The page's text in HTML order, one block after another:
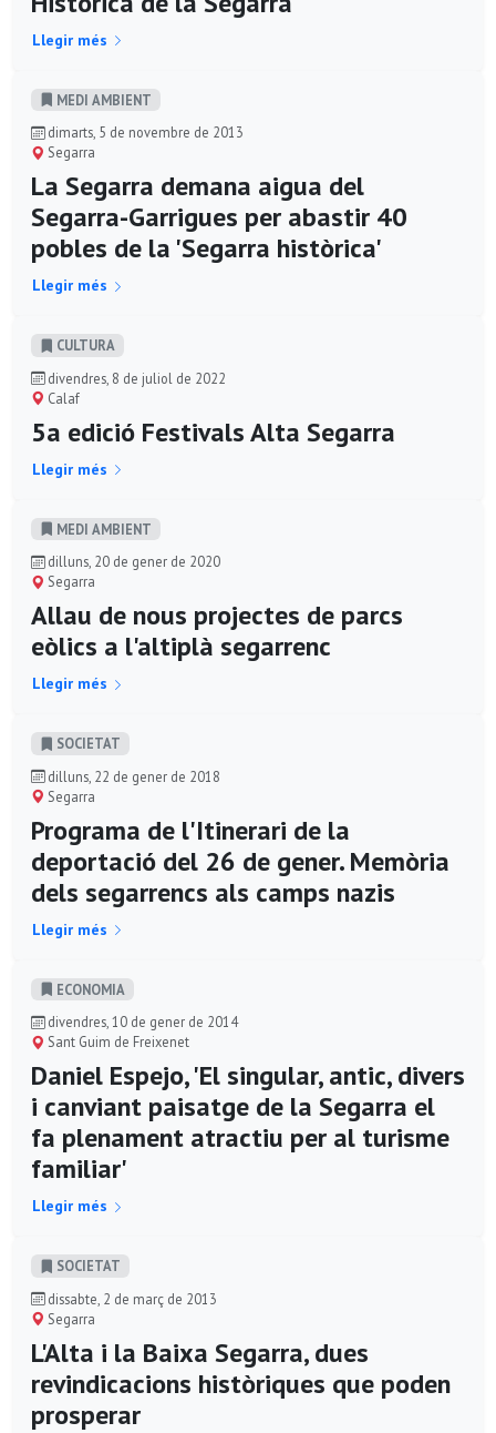
Llegir més
MEDI AMBIENT
dimarts, 5 de novembre de 2013
Segarra
La Segarra demana aigua del
Segarra-Garrigues per abastir 40
pobles de la 'Segarra històrica'
Llegir més
CULTURA
divendres, 8 de juliol de 2022
Calaf
5a edició Festivals Alta Segarra
Llegir més
MEDI AMBIENT
dilluns, 20 de gener de 2020
Segarra
Allau de nous projectes de parcs
eòlics a l'altiplà segarrenc
Llegir més
SOCIETAT
dilluns, 22 de gener de 2018
Segarra
Programa de l'Itinerari de la
deportació del 26 de gener. Memòria
dels segarrencs als camps nazis
Llegir més
ECONOMIA
divendres, 10 de gener de 2014
Sant Guim de Freixenet
Daniel Espejo, 'El singular, antic, divers
i canviant paisatge de la Segarra el
fa plenament atractiu per al turisme
familiar'
Llegir més
SOCIETAT
dissabte, 2 de març de 2013
Segarra
L'Alta i la Baixa Segarra, dues
revindicacions històriques que poden
prosperar